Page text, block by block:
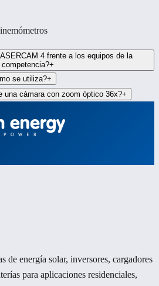
4 frente a los equipos de la
competencia?+
se utiliza?+
una cámara con zoom óptico 36x?+
de energía solar, inversores, cargadores
para aplicaciones residenciales,